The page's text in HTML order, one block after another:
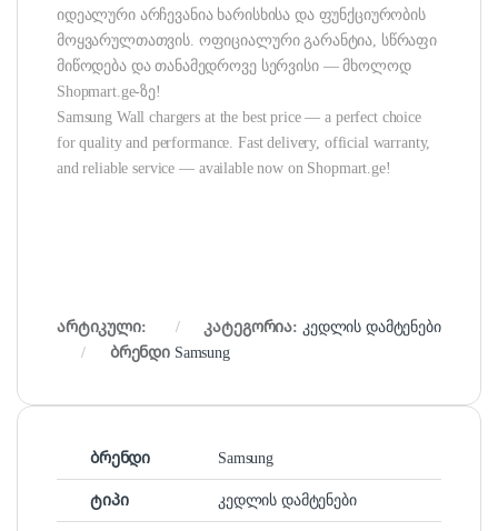
იდეალური არჩევანია ხარისხისა და ფუნქციურობის
მოყვარულთათვის. ოფიციალური გარანტია, სწრაფი
მიწოდება და თანამედროვე სერვისი — მხოლოდ
Shopmart.ge-ზე!
Samsung Wall chargers at the best price — a perfect choice
for quality and performance. Fast delivery, official warranty,
and reliable service — available now on Shopmart.ge!
არტიკული: კატეგორია: კედლის დამტენები
ბრენდი Samsung
ბრენდი Samsung
ტიპი კედლის დამტენები